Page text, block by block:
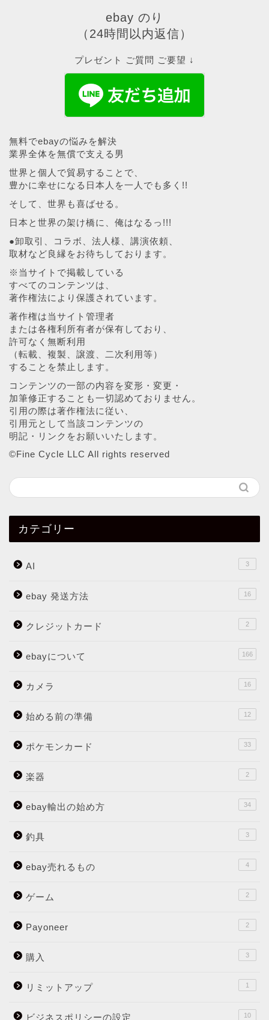
ebay のり
（24時間以内返信）
プレゼント ご質問 ご要望 ↓
無料でebayの悩みを解決
業界全体を無償で支える男
世界と個人で貿易することで、
豊かに幸せになる日本人を一人でも多く!!
そして、世界も喜ばせる。
日本と世界の架け橋に、俺はなるっ!!!
●卸取引、コラボ、法人様、講演依頼、
取材など良縁をお待ちしております。
※当サイトで掲載している
すべてのコンテンツは、
著作権法により保護されています。
著作権は当サイト管理者
または各権利所有者が保有しており、
許可なく無断利用
（転載、複製、譲渡、二次利用等）
することを禁止します。
コンテンツの一部の内容を変形・変更・
加筆修正することも一切認めておりません。
引用の際は著作権法に従い、
引用元として当該コンテンツの
明記・リンクをお願いいたします。
©︎Fine Cycle LLC All rights reserved
カテゴリー
AI 3
ebay 発送方法 16
クレジットカード 2
ebayについて 166
カメラ 16
始める前の準備 12
ポケモンカード 33
楽器 2
ebay輸出の始め方 34
釣具 3
ebay売れるもの 4
ゲーム 2
Payoneer 2
購入 3
リミットアップ 1
ビジネスポリシーの設定 10